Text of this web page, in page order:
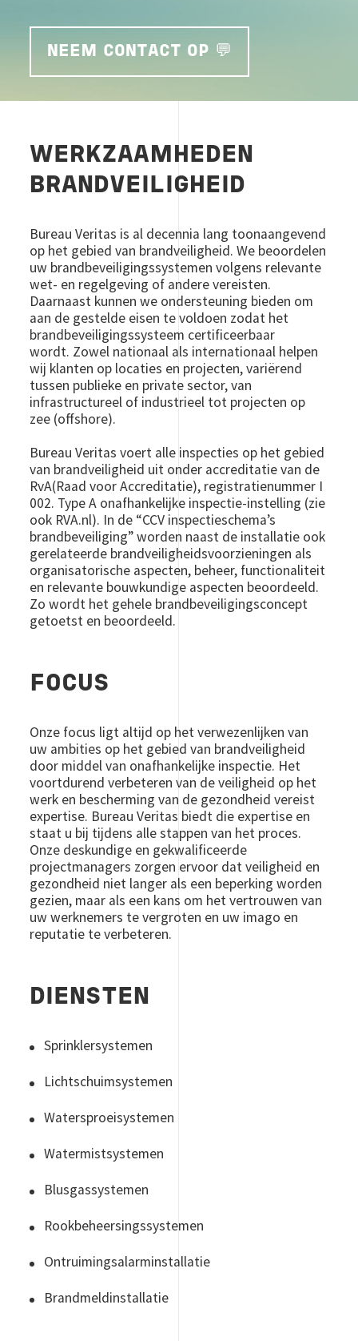
NEEM CONTACT OP 💬
WERKZAAMHEDEN
BRANDVEILIGHEID
Bureau Veritas is al decennia lang toonaangevend
op het gebied van brandveiligheid. We beoordelen
uw brandbeveiligingssystemen volgens relevante
wet- en regelgeving of andere vereisten.
Daarnaast kunnen we ondersteuning bieden om
aan de gestelde eisen te voldoen zodat het
brandbeveiligingssysteem certificeerbaar
wordt. Zowel nationaal als internationaal helpen
wij klanten op locaties en projecten, variërend
tussen publieke en private sector, van
infrastructureel of industrieel tot projecten op
zee (offshore).
Bureau Veritas voert alle inspecties op het gebied
van brandveiligheid uit onder accreditatie van de
RvA(Raad voor Accreditatie), registratienummer I
002. Type A onafhankelijke inspectie-instelling (zie
ook RVA.nl). In de “CCV inspectieschema’s
brandbeveiliging” worden naast de installatie ook
gerelateerde brandveiligheidsvoorzieningen als
organisatorische aspecten, beheer, functionaliteit
en relevante bouwkundige aspecten beoordeeld.
Zo wordt het gehele brandbeveiligingsconcept
getoetst en beoordeeld.
FOCUS
Onze focus ligt altijd op het verwezenlijken van
uw ambities op het gebied van brandveiligheid
door middel van onafhankelijke inspectie. Het
voortdurend verbeteren van de veiligheid op het
werk en bescherming van de gezondheid vereist
expertise. Bureau Veritas biedt die expertise en
staat u bij tijdens alle stappen van het proces.
Onze deskundige en gekwalificeerde
projectmanagers zorgen ervoor dat veiligheid en
gezondheid niet langer als een beperking worden
gezien, maar als een kans om het vertrouwen van
uw werknemers te vergroten en uw imago en
reputatie te verbeteren.
DIENSTEN
Sprinklersystemen
Lichtschuimsystemen
Watersproeisystemen
Watermistsystemen
Blusgassystemen
Rookbeheersingssystemen
Ontruimingsalarminstallatie
Brandmeldinstallatie